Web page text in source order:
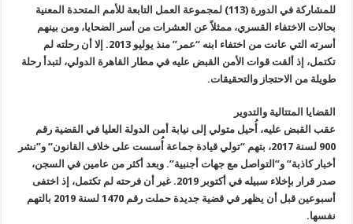
للمشاركة في الدورة (113) لمجموعة العمل التابعة للأمم المتحدة المعنية
بحالات الاختفاء القسري، ممثلاً عن العشرات من أسر الضحايا، ومن بينهم
أسرته التي عانت من اختفاء ابنه “عمر” منذ يوليو 2013. إلا أن رحلته لم
تكتمل، إذ ألقت قوات الأمن القبض عليه في مطار القاهرة الدولي، لتبدأ رحلة
طويلة من الاحتجاز والتحقيقات.
القضايا المتتالية والتدوير
عقب القبض عليه، أُحيل متولي إلى نيابة أمن الدولة العليا في القضية رقم
900 لسنة 2017، بتهم “تولي قيادة جماعة أُسست على خلاف القانون” و”نشر
أخبار كاذبة” و”التواصل مع جهات أجنبية”. وبعد أكثر من عامين في السجن،
صدر قرار بإخلاء سبيله في أكتوبر 2019. غير أن فرحته لم تكتمل، إذ اختفى
أسبوعين قبل أن يظهر في قضية جديدة حملت رقم 1470 لسنة 2019 بالتهم
نفسها.